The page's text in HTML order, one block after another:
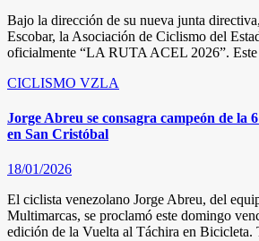
Bajo la dirección de su nueva junta
Escobar, la Asociación de Ciclismo del
oficialmente “LA RUTA ACEL 2026”.
CICLISMO VZLA
Jorge Abreu se consagra campeón de la
en San Cristóbal
18/01/2026
El ciclista venezolano Jorge Abreu, del
Multimarcas, se proclamó este domingo
edición de la Vuelta al Táchira en